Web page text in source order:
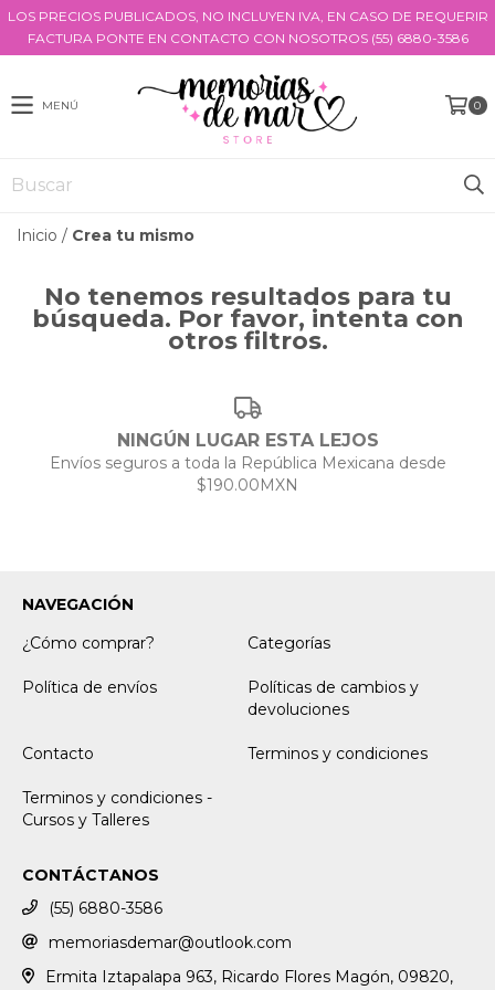
LOS PRECIOS PUBLICADOS, NO INCLUYEN IVA, EN CASO DE REQUERIR
FACTURA PONTE EN CONTACTO CON NOSOTROS (55) 6880-3586
MENÚ 0
Inicio / Crea tu mismo
No tenemos resultados para tu
búsqueda. Por favor, intenta con
otros filtros.
NINGÚN LUGAR ESTA LEJOS
Envíos seguros a toda la República Mexicana desde
$190.00MXN
NAVEGACIÓN
¿Cómo comprar?
Categorías
Política de envíos
Políticas de cambios y
devoluciones
Contacto Terminos y condiciones
Terminos y condiciones -
Cursos y Talleres
CONTÁCTANOS
(55) 6880-3586
memoriasdemar@outlook.com
Ermita Iztapalapa 963, Ricardo Flores Magón, 09820,